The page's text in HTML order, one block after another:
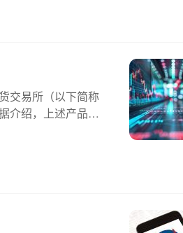
交易所（以下简称
介绍，上述产品作